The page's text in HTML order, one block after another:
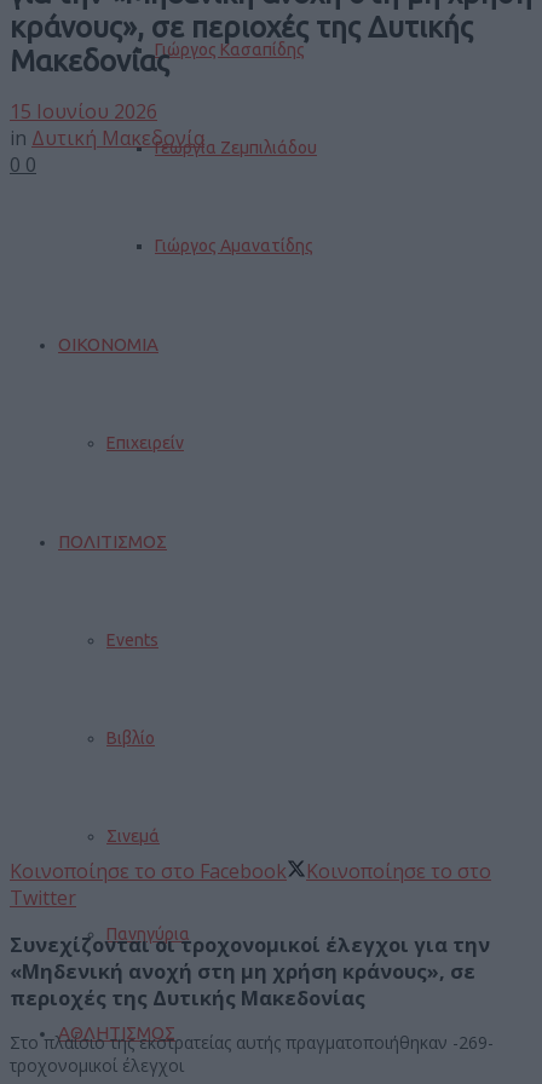
Γιώργος Κασαπίδης
Γεωργία Ζεμπιλιάδου
Γιώργος Αμανατίδης
ΟΙΚΟΝΟΜΙΑ
Επιχειρείν
ΠΟΛΙΤΙΣΜΟΣ
Events
Βιβλίο
Σινεμά
Πανηγύρια
ΑΘΛΗΤΙΣΜΟΣ
κράνους», σε περιοχές της Δυτικής
Μακεδονίας
15 Ιουνίου 2026
in Δυτική Μακεδονία
0 0
Κοινοποίησε το στο Facebook
Κοινοποίησε το στο
Twitter
Συνεχίζονται οι τροχονομικοί έλεγχοι για την
«Μηδενική ανοχή στη μη χρήση κράνους», σε
περιοχές της Δυτικής Μακεδονίας
Στο πλαίσιο της εκστρατείας αυτής πραγματοποιήθηκαν -269-
τροχονομικοί έλεγχοι